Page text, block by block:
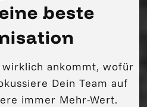
beste
ankommt, wofür
Dein Team auf
immer Mehr-Wert.